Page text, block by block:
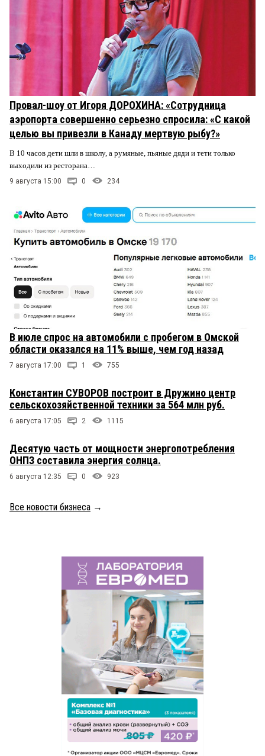
Провал-шоу от Игоря ДОРОХИНА: «Сотрудница
аэропорта совершенно серьезно спросила: «С какой
целью вы привезли в Канаду мертвую рыбу?»
В 10 часов дети шли в школу, а румяные, пьяные дяди и тети только
выходили из ресторана…
9 августа 15:00 0 234
В июле спрос на автомобили с пробегом в Омской
области оказался на 11% выше, чем год назад
7 августа 17:00 1 755
Константин СУВОРОВ построит в Дружино центр
сельскохозяйственной техники за 564 млн руб.
6 августа 17:05 2 1115
Десятую часть от мощности энергопотребления
ОНПЗ составила энергия солнца.
6 августа 12:35 0 923
Все новости бизнеса →